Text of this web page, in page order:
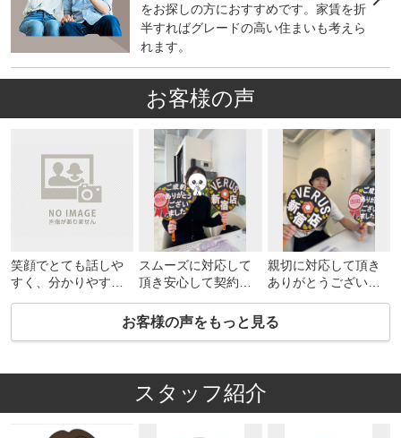
をお探しの方におすすめです。家賃を折
半すればグレードの高い住まいも考えら
れます。
お客様の声
笑顔でとても話しや
すく、分かりやすか
スムーズに対応して
頂き安心して契約出
ありがとうございま
す。
親切に対応して頂き
ありがとうございま
お客様の声をもっと見る
スタッフ紹介